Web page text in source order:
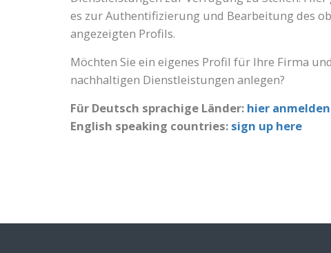
es zur Authentifizierung und Bearbeitung des
angezeigten Profils.
Möchten Sie ein eigenes Profil für Ihre Firma
nachhaltigen Dienstleistungen anlegen?
Für Deutsch sprachige Länder: hier anmelden
English speaking countries: sign up here